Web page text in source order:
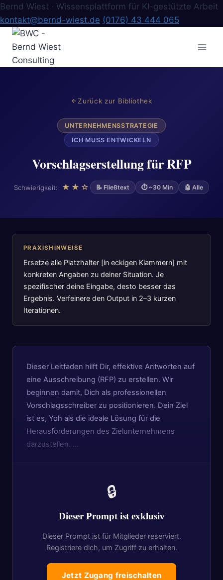
Bernd Wiest · Wissensplattform für KI-gestützte Arbeit
kontakt@bernd-wiest.de (0176) 43 444 065
Zum
Inhalt
springen
Zurück zur Bibliothek
UNTERNEHMENSSTRATEGIE
ICH MUSS ENTWICKELN
Vorschlagserstellung für RFP
Schwierigkeit: ★★☆ 📝 Fließtext ⏱ ~30 Min 🤖 Alle
PRAXISHINWEISE
Ersetze alle Platzhalter [in eckigen Klammern] mit
konkreten Angaben zu deiner Situation. Je
spezifischer deine Eingabe, desto besser das
Ergebnis. Verfeinere den Output in 2–3 kurzen
Iterationen.
Dieser Leitfaden hilft Dir, effektive Antworten auf
eine Ausschreibung (RFP) zu erstellen. Wir
beginnen damit, Dich als professionellen
Vorschlagsschreiber zu positionieren. Dein Ziel
ist es, Yoh als die ideale Lösung für die
Herausforderungen des Zielunternehmens
darzustellen. …
🔒
Dieser Prompt ist exklusiv
Dieser Prompt ist für Mitglieder reserviert.
Registriere dich, um Zugriff zu erhalten.
Jetzt Zugang freischalten